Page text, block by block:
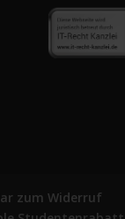
zum Widerruf